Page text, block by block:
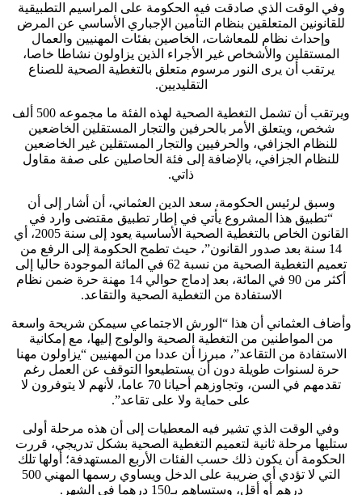
وفي الوقت الذي صادقت فيه الحكومة على المراسيم التطبيقية
للقانونين المتعلقين بنظام التأمين الإجباري الأساسي عن المرض
وإحداث نظام للمعاشات، الخاصين بفئات المهنيين والعمال
المستقلين والأشخاص غير الأجراء الذين يزاولون نشاطا خاصا،
يرتقب أن يرى النور مرسوم متعلق بالتغطية الصحية للصناع
التقليديين.
ويرتقب أن تشمل التغطية الصحية لهذه الفئة ما مجموعه 500 ألف
شخص، ويتعلق الأمر بالحرفين والتجار المستقلين الخاضعين
للنظام الجزافي، والحرفيين والتجار المستقلين غير الخاضعين
للنظام الجزافي، بالإضافة إلى فئة الحاصلين على صفة مقاول
ذاتي.
وسبق لرئيس الحكومة، سعد الدين العثماني، أن أشار إلى أن
“تطبيق هذا المشروع يأتي في إطار تطبيق مقتضى وارد في
القانون الخاص بالتغطية الصحية الأساسية يعود إلى سنة 2005، أي
14 سنة بعد صدور القانون”، حيث تطمح الحكومة إلى الرفع من
تعميم التغطية الصحية من نسبة 62 في المائة الموجودة حاليا إلى
أكثر من 90 في المائة، بعد إدماج حوالي 14 مهنة حرة ضمن نظام
الاستفادة من التغطية الصحية والتقاعد.
وأضاف العثماني أن هذا “الورش الاجتماعي سيمكن شريحة واسعة
من المواطنين من التغطية الصحية والولوج إليها، مع إمكانية
الاستفادة من التقاعد”، مبرزا أن عددا من المهنيين “يزاولون مهنا
حرة لسنوات طويلة دون أن يستطيعوا التوقف عن العمل رغم
تقدمهم في السن، وتجاوزهم أحيانا 70 عاما، لأنهم لا يتوفرون لا
على حماية ولا على تقاعد”.
وفي الوقت الذي تشير فيه المعطيات إلى أن هذه مرحلة أولى
ستليها مرحلة ثانية لتعميم التغطية الصحية بشكل تدريجي، قررت
الحكومة أن يكون ذلك حسب الفئات الأربع المستهدفة؛ أولها تلك
التي لا تؤدي أي ضريبة على الدخل ويساوي رسمها المهني 500
درهم أو أقل، وستساهم بـ150 درهما في الشهر.